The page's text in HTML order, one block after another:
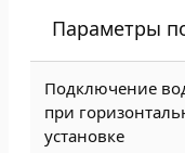
Параметры
Подключение
при
установке